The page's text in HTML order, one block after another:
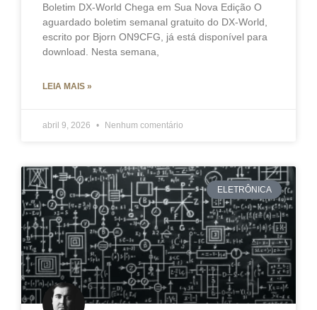
Boletim DX-World Chega em Sua Nova Edição O
aguardado boletim semanal gratuito do DX-World,
escrito por Bjorn ON9CFG, já está disponível para
download. Nesta semana,
LEIA MAIS »
abril 9, 2026 Nenhum comentário
ELETRÔNICA